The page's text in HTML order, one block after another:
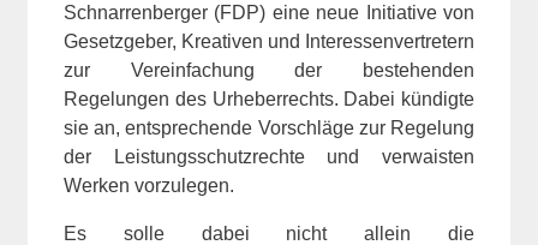
Schnarrenberger (FDP) eine neue Initiative von
Gesetzgeber, Kreativen und Interessenvertretern
zur Vereinfachung der bestehenden
Regelungen des Urheberrechts. Dabei kündigte
sie an, entsprechende Vorschläge zur Regelung
der Leistungsschutzrechte und verwaisten
Werken vorzulegen.
Es solle dabei nicht allein die